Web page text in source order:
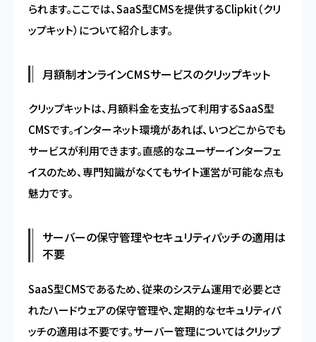
られます。ここでは、SaaS型CMSを提供するClipkit（クリ
ップキット）について紹介します。
月額制オンラインCMSサービスのクリップキット
クリップキットは、月額料金を支払って利用するSaaS型
CMSです。インターネット環境があれば、いつどこからでも
サービスが利用できます。直感的なユーザーインターフェ
イスのため、専門知識がなくてもサイト運営が可能な点も
魅力です。
サーバーの保守管理やセキュリティパッチの適用は
不要
SaaS型CMSであるため、従来のシステム運用で必要とさ
れたハードウェアの保守管理や、定期的なセキュリティパ
ッチの適用は不要です。サーバー管理についてはクリップ